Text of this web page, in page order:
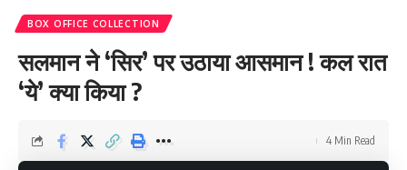
BOX OFFICE COLLECTION
सलमान ने ‘सिर’ पर उठाया आसमान ! कल रात
‘ये’ क्या किया ?
4 Min Read